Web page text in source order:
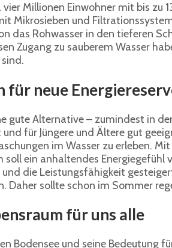
Millionen Einwohner mit bis zu
Mikrosieben und
das Rohwasser in den tieferen
Zugang zu sauberem Wasser
neue
gute Alternative – zumindest in
für Jüngere und Ältere gut
im Wasser zu erleben.
ein anhaltendes
die Leistungsfähigkeit
Daher sollte schon im Sommer
für uns alle
Bodensee und seine Bedeutung